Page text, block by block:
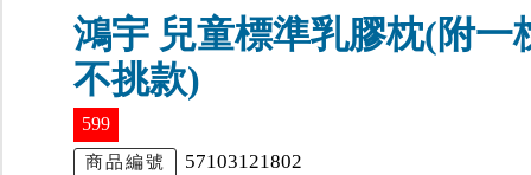
鴻宇 兒童標準乳膠枕(附一
不挑款)
599
商品編號 57103121802